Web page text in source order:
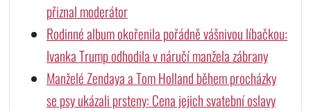
přiznal moderátor
Rodinné album okořenila pořádně vášnivou líbačkou:
Ivanka Trump odhodila v náručí manžela zábrany
Manželé Zendaya a Tom Holland během procházky
se psy ukázali prsteny: Cena jejich svatební oslavy